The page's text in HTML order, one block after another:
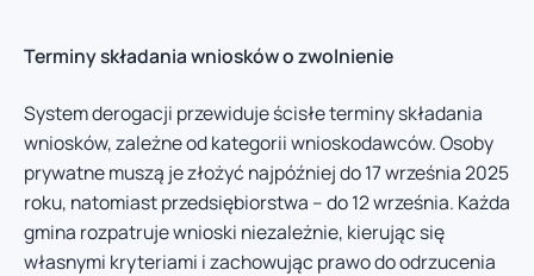
Terminy składania wniosków o zwolnienie
System derogacji przewiduje ścisłe terminy składania
wniosków, zależne od kategorii wnioskodawców. Osoby
prywatne muszą je złożyć najpóźniej do 17 września 2025
roku, natomiast przedsiębiorstwa – do 12 września. Każda
gmina rozpatruje wnioski niezależnie, kierując się
własnymi kryteriami i zachowując prawo do odrzucenia